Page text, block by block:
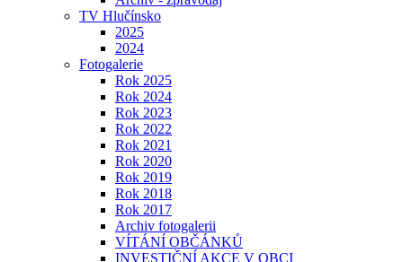
TV Hlučínsko
2025
2024
Fotogalerie
Rok 2025
Rok 2024
Rok 2023
Rok 2022
Rok 2021
Rok 2020
Rok 2019
Rok 2018
Rok 2017
Archiv fotogalerii
VÍTÁNÍ OBČÁNKŮ
INVESTIČNÍ AKCE V OBCI